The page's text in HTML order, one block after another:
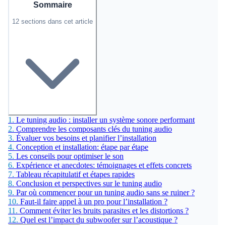
Sommaire
12 sections dans cet article
1. Le tuning audio : installer un système sonore performant
2. Comprendre les composants clés du tuning audio
3. Évaluer vos besoins et planifier l’installation
4. Conception et installation: étape par étape
5. Les conseils pour optimiser le son
6. Expérience et anecdotes: témoignages et effets concrets
7. Tableau récapitulatif et étapes rapides
8. Conclusion et perspectives sur le tuning audio
9. Par où commencer pour un tuning audio sans se ruiner ?
10. Faut-il faire appel à un pro pour l’installation ?
11. Comment éviter les bruits parasites et les distortions ?
12. Quel est l’impact du subwoofer sur l’acoustique ?